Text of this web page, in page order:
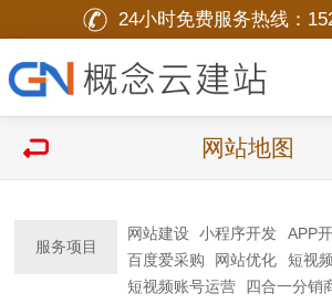
24小时免费服务热线：
网站地图
服务项目
网站建设 小程序开发 APP
百度爱采购
网站优化
短视
短视频账号运营
四合一分销